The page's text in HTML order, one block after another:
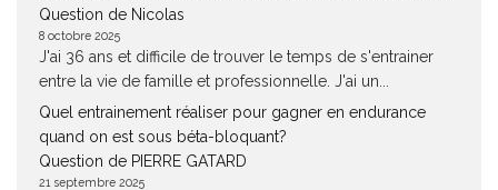
Question de Nicolas
8 octobre 2025
J'ai 36 ans et difficile de trouver le temps de s'entrainer
entre la vie de famille et professionnelle. J'ai un...
Quel entrainement réaliser pour gagner en endurance
quand on est sous béta-bloquant?
Question de PIERRE GATARD
21 septembre 2025